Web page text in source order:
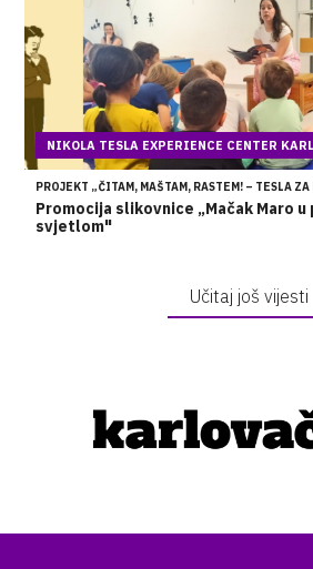
NIKOLA TESLA EXPERIENCE CENTER
PROJEKT „ČITAM, MAŠTAM, RASTEM! – TESLA
Promocija slikovnice „Mačak Maro
svjetlom"
Učitaj još vijesti